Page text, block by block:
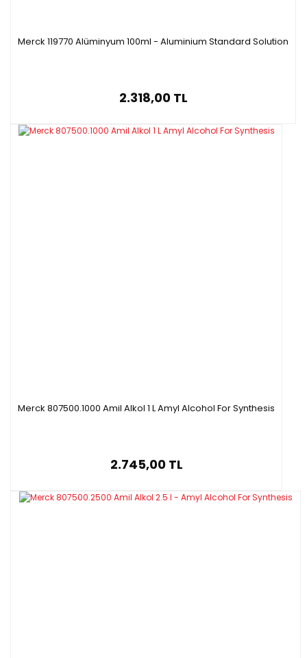
Merck 119770 Alüminyum 100ml - Aluminium Standard Solution
2.318,00 TL
Merck 807500.1000 Amil Alkol 1 L Amyl Alcohol For Synthesis
2.745,00 TL